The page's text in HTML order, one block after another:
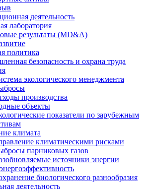
деятельность
лаборатория
результаты (MD&A)
политика
безопасность и охрана труда
экологического менеджмента
производства
объекты
показатели по зарубежным
климата
климатическими рисками
парниковых газов
источники энергии
биологического разнообразия
деятельность